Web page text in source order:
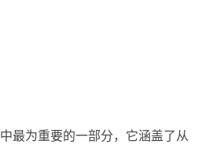
中最为重要的一部分，它涵盖了从